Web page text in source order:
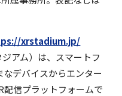
xrstadium.jp/
アム）は、スマートフ
デバイスからエンター
配信プラットフォームで